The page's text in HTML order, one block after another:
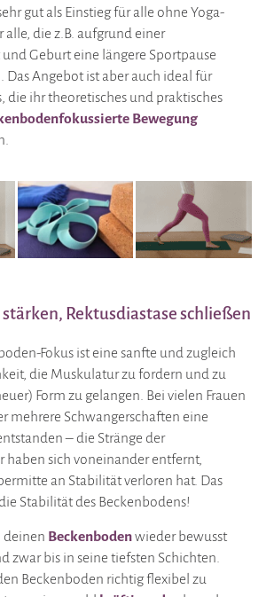
gut als Einstieg für alle ohne Yoga-
alle, die z.B. aufgrund einer
Geburt eine längere Sportpause
Das Angebot ist aber auch ideal für
die ihr theoretisches und praktisches
Bewegung
Rektusdiastase schließen
Fokus ist eine sanfte und zugleich
die Muskulatur zu fordern und zu
Form zu gelangen. Bei vielen Frauen
mehrere Schwangerschaften eine
– die Stränge der
haben sich voneinander entfernt,
an Stabilität verloren hat. Das
Stabilität des Beckenbodens!
deinen Beckenbodenwieder bewusst
zwar bis in seine tiefsten Schichten.
Beckenboden richtig flexibel zu